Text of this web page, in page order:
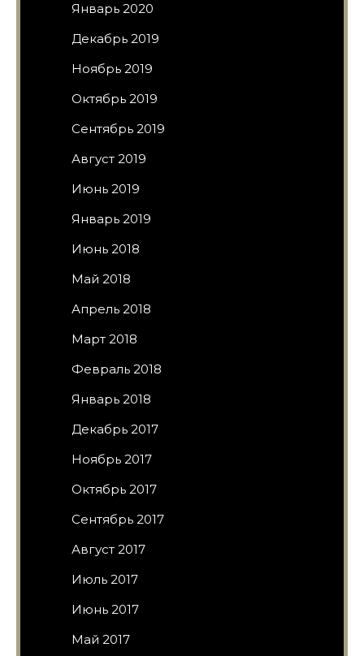
Январь 2020
Декабрь 2019
Ноябрь 2019
Октябрь 2019
Сентябрь 2019
Август 2019
Июнь 2019
Январь 2019
Июнь 2018
Май 2018
Апрель 2018
Март 2018
Февраль 2018
Январь 2018
Декабрь 2017
Ноябрь 2017
Октябрь 2017
Сентябрь 2017
Август 2017
Июль 2017
Июнь 2017
Май 2017